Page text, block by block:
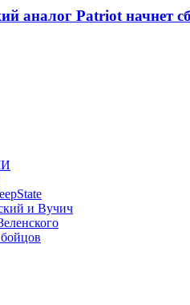
аналог Patriot начнет
и Вучич